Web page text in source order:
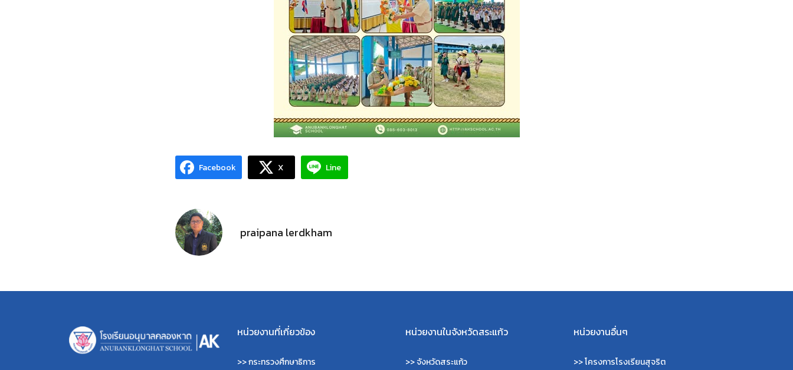
Facebook X Line
praipana lerdkham
หน่วยงานที่เกี่ยวข้อง
>>กระทรวงศึกษาธิการ
หน่วยงานในจังหวัดสระแก้ว
>>จังหวัดสระแก้ว
หน่วยงานอื่นๆ
>>โครงการโรงเรียนสุจริต